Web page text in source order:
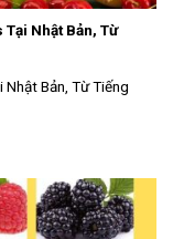
Nhật Bản, Từ
Bản, Từ Tiếng